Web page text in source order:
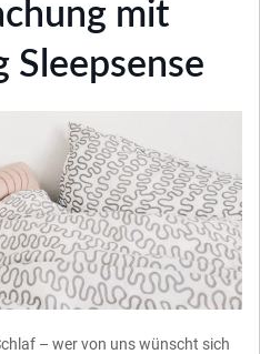
mit
Sleepsense
– wer von uns wünscht sich